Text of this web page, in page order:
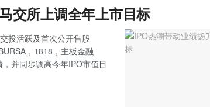
交所上调全年上市目标
投活跃及首次公开售股
，1818，主板金融
并同步调高今年IPO市值目